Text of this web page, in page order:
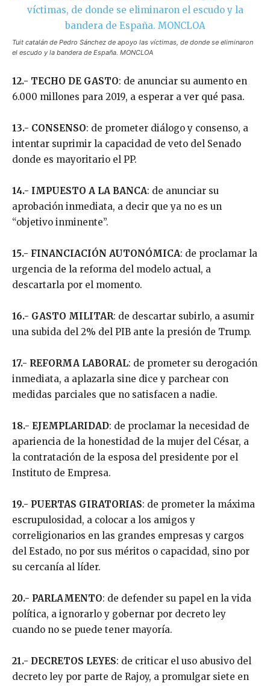
Tuit catalán de Pedro Sánchez de apoyo las víctimas, de donde se eliminaron
el escudo y la bandera de España. MONCLOA
12.- TECHO DE GASTO: de anunciar su aumento en
6.000 millones para 2019, a esperar a ver qué pasa.
13.- CONSENSO: de prometer diálogo y consenso, a
intentar suprimir la capacidad de veto del Senado
donde es mayoritario el PP.
14.- IMPUESTO A LA BANCA: de anunciar su
aprobación inmediata, a decir que ya no es un
“objetivo inminente”.
15.- FINANCIACIÓN AUTONÓMICA: de proclamar la
urgencia de la reforma del modelo actual, a
descartarla por el momento.
16.- GASTO MILITAR: de descartar subirlo, a asumir
una subida del 2% del PIB ante la presión de Trump.
17.- REFORMA LABORAL: de prometer su derogación
inmediata, a aplazarla sine dice y parchear con
medidas parciales que no satisfacen a nadie.
18.- EJEMPLARIDAD: de proclamar la necesidad de
apariencia de la honestidad de la mujer del César, a
la contratación de la esposa del presidente por el
Instituto de Empresa.
19.- PUERTAS GIRATORIAS: de prometer la máxima
escrupulosidad, a colocar a los amigos y
correligionarios en las grandes empresas y cargos
del Estado, no por sus méritos o capacidad, sino por
su cercanía al líder.
20.- PARLAMENTO: de defender su papel en la vida
política, a ignorarlo y gobernar por decreto ley
cuando no se puede tener mayoría.
21.- DECRETOS LEYES: de criticar el uso abusivo del
decreto ley por parte de Rajoy, a promulgar siete en